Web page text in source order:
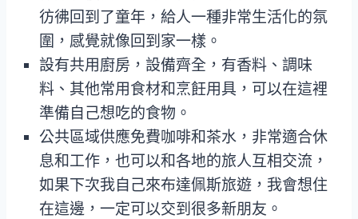
彷彿回到了童年，給人一種非常生活化的氛
圍，感覺就像回到家一樣。
設有共用廚房，設備齊全，有香料、調味
料、其他常用食材和烹飪用具，可以在這裡
準備自己想吃的食物。
公共區域供應免費咖啡和茶水，非常適合休
息和工作，也可以和各地的旅人互相交流，
如果下次我自己來布達佩斯旅遊，我會想住
在這邊，一定可以交到很多新朋友。